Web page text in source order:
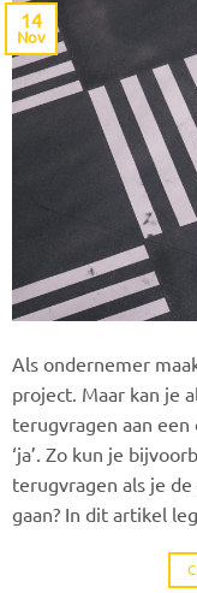
14
Nov
Als ondernemer
project. Maar kan je
terugvragen aan een
‘ja’. Zo kun je
terugvragen als je
gaan? In dit artikel